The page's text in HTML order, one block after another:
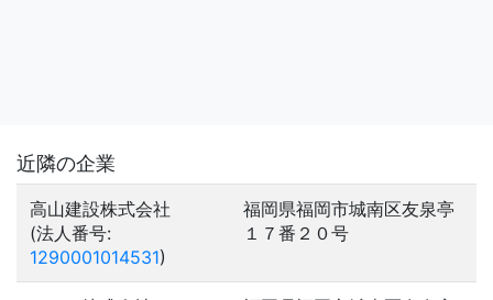
近隣の企業
高山建設株式会社
(法人番号:
1290001014531)
福岡県福岡市城南区友泉亭
１７番２０号